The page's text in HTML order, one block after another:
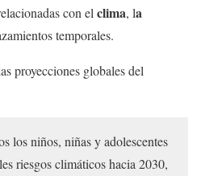
con el clima, la
temporales.
proyecciones globales del
los niños, niñas y adolescentes
riesgos climáticos hacia 2030,